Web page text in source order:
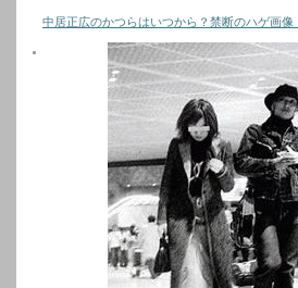
中居正広のかつらはいつから？禁断のハゲ画像